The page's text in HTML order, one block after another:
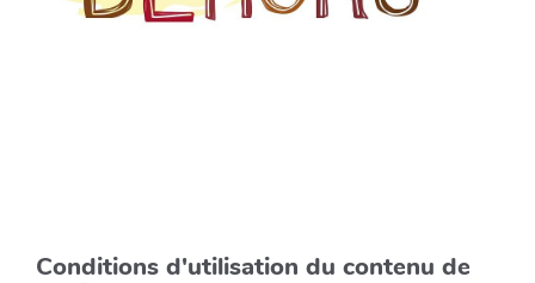
Conditions d'utilisation du contenu de